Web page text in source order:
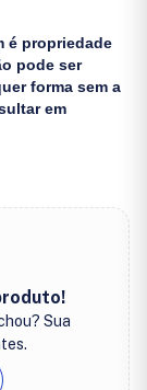
é propriedade
pode ser
forma sem a
em
Sua